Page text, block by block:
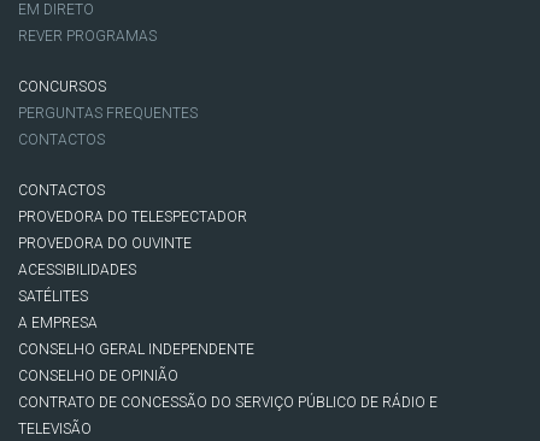
EM DIRETO
REVER PROGRAMAS
CONCURSOS
PERGUNTAS FREQUENTES
CONTACTOS
CONTACTOS
PROVEDORA DO TELESPECTADOR
PROVEDORA DO OUVINTE
ACESSIBILIDADES
SATÉLITES
A EMPRESA
CONSELHO GERAL INDEPENDENTE
CONSELHO DE OPINIÃO
CONTRATO DE CONCESSÃO DO SERVIÇO PÚBLICO DE RÁDIO E
TELEVISÃO